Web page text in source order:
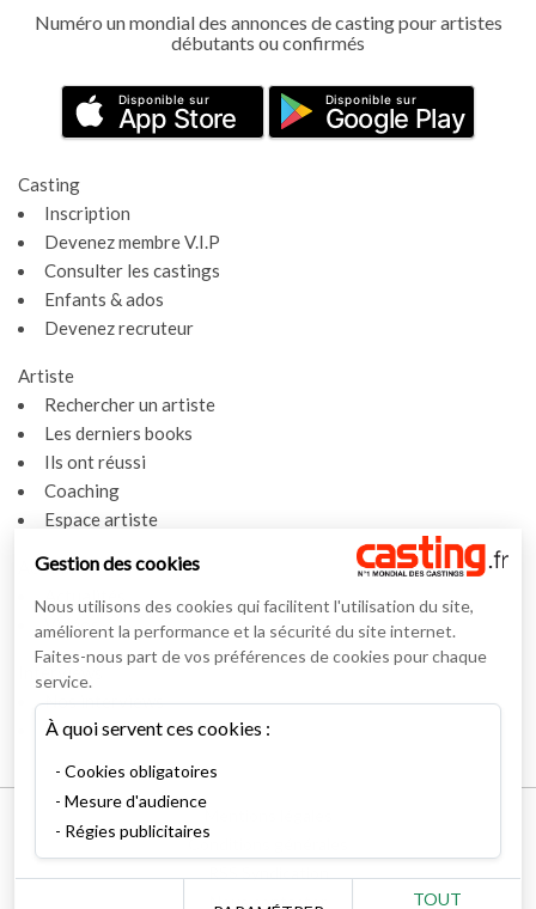
Numéro un mondial des annonces de casting pour artistes
débutants ou confirmés
Disponible sur
App Store
Disponible sur
Google Play
Casting
Inscription
Devenez membre V.I.P
Consulter les castings
Enfants & ados
Devenez recruteur
Artiste
Rechercher un artiste
Les derniers books
Ils ont réussi
Coaching
Espace artiste
Actualités
Actualités
Vidéos
Interviews
Nos interviews
Lexique
Conditions générales
Nous contacter
Gestion des cookies
Nous utilisons des cookies qui facilitent l'utilisation du site,
améliorent la performance et la sécurité du site internet.
Faites-nous part de vos préférences de cookies pour chaque
service.
À quoi servent ces cookies :
Cookies obligatoires
Mesure d'audience
Régies publicitaires
TOUT